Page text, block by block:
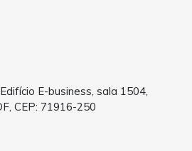
E-business, sala 1504,
CEP: 71916-250